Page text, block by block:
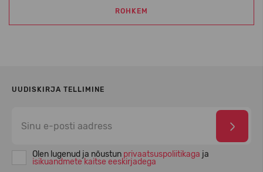
ROHKEM
UUDISKIRJA TELLIMINE
Olen lugenud ja nõustun privaatsuspoliitikaga ja
isikuandmete kaitse eeskirjadega